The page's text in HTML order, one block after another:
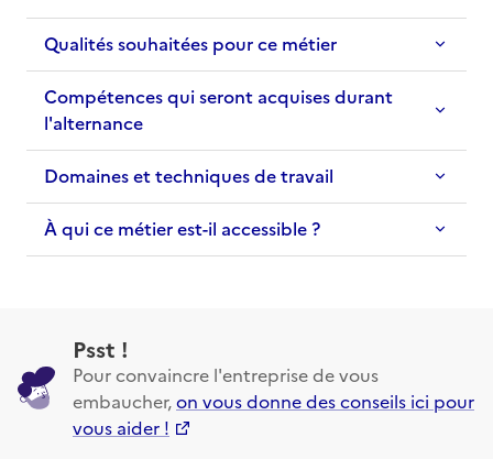
Qualités souhaitées pour ce métier
Compétences qui seront acquises durant
l'alternance
Domaines et techniques de travail
À qui ce métier est-il accessible ?
Psst !
Pour convaincre l'entreprise de vous
embaucher,on vous donne des conseils ici pour
vous aider !